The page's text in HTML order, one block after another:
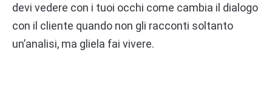
devi vedere con i tuoi occhi come cambia il dialogo
con il cliente quando non gli racconti soltanto
un’analisi, ma gliela fai vivere.